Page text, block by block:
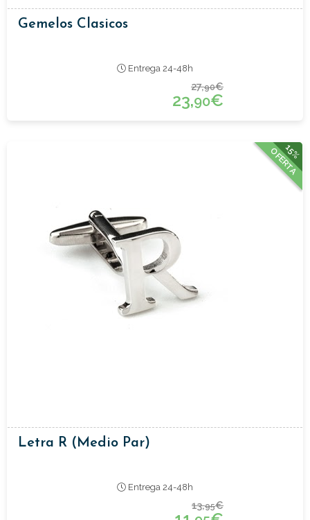
Gemelos Clasicos
Entrega 24-48h
27,90€
23,90€
15%
OFERTA
Letra R (medio Par)
Entrega 24-48h
13,95€